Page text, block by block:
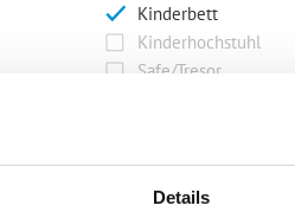
Details
Kinderbett
Kinderhochstuhl
Safe/Tresor
Grill